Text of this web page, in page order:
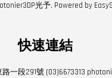
光予. Powered by
快速連結
一段291號 (03)6673313